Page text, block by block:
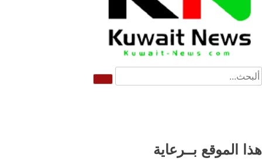
NE
News Elementor
هذا الموقع بــرعاية